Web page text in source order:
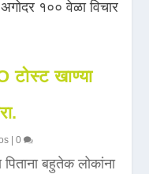
खाण्या
|0
बहुतेक लोकांना